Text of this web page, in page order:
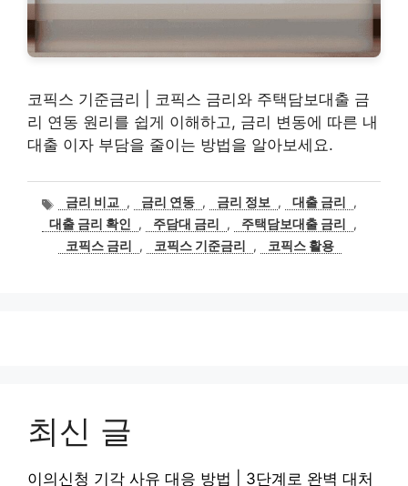
코픽스 기준금리 | 코픽스 금리와 주택담보대출 금
리 연동 원리를 쉽게 이해하고, 금리 변동에 따른 내
대출 이자 부담을 줄이는 방법을 알아보세요.
태
그
금리 비교 , 금리 연동 , 금리 정보 , 대출 금리
,
대출 금리 확인
, 주담대 금리 , 주택담보대출 금리
,
코픽스 금리
, 코픽스 기준금리 , 코픽스 활용
최신 글
이의신청 기각 사유 대응 방법 | 3단계로 완벽 대처